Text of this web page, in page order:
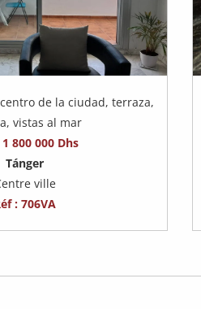
de la ciudad, terraza,
vistas al mar
800 000 Dhs
Tánger
ville
: 706VA